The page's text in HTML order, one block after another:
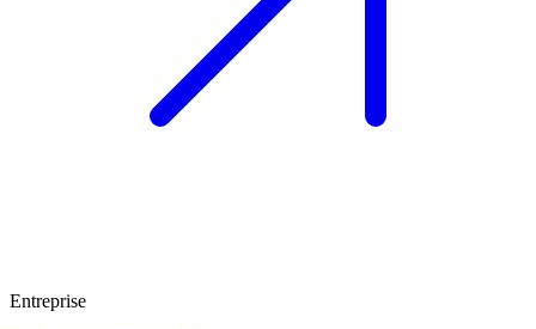
Entreprise